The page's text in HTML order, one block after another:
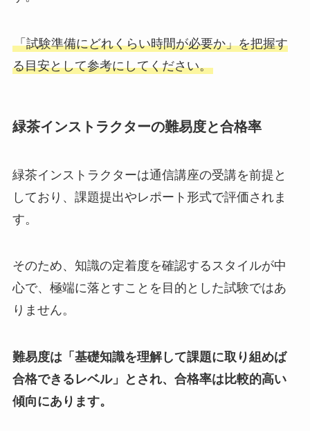
「試験準備にどれくらい時間が必要か」を把握す
る目安として参考にしてください。
緑茶インストラクターの難易度と合格率
緑茶インストラクターは通信講座の受講を前提と
しており、課題提出やレポート形式で評価されま
す。
そのため、知識の定着度を確認するスタイルが中
心で、極端に落とすことを目的とした試験ではあ
りません。
難易度は「基礎知識を理解して課題に取り組めば
合格できるレベル」とされ、合格率は比較的高い
傾向にあります。